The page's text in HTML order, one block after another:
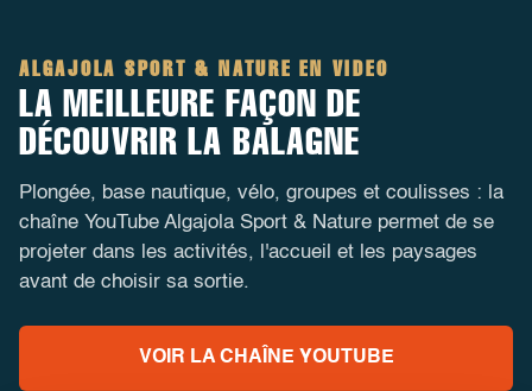
ALGAJOLA SPORT & NATURE EN VIDEO
LA MEILLEURE FAÇON DE
DÉCOUVRIR LA BALAGNE
Plongée, base nautique, vélo, groupes et coulisses : la
chaîne YouTube Algajola Sport & Nature permet de se
projeter dans les activités, l'accueil et les paysages
avant de choisir sa sortie.
VOIR LA CHAÎNE YOUTUBE